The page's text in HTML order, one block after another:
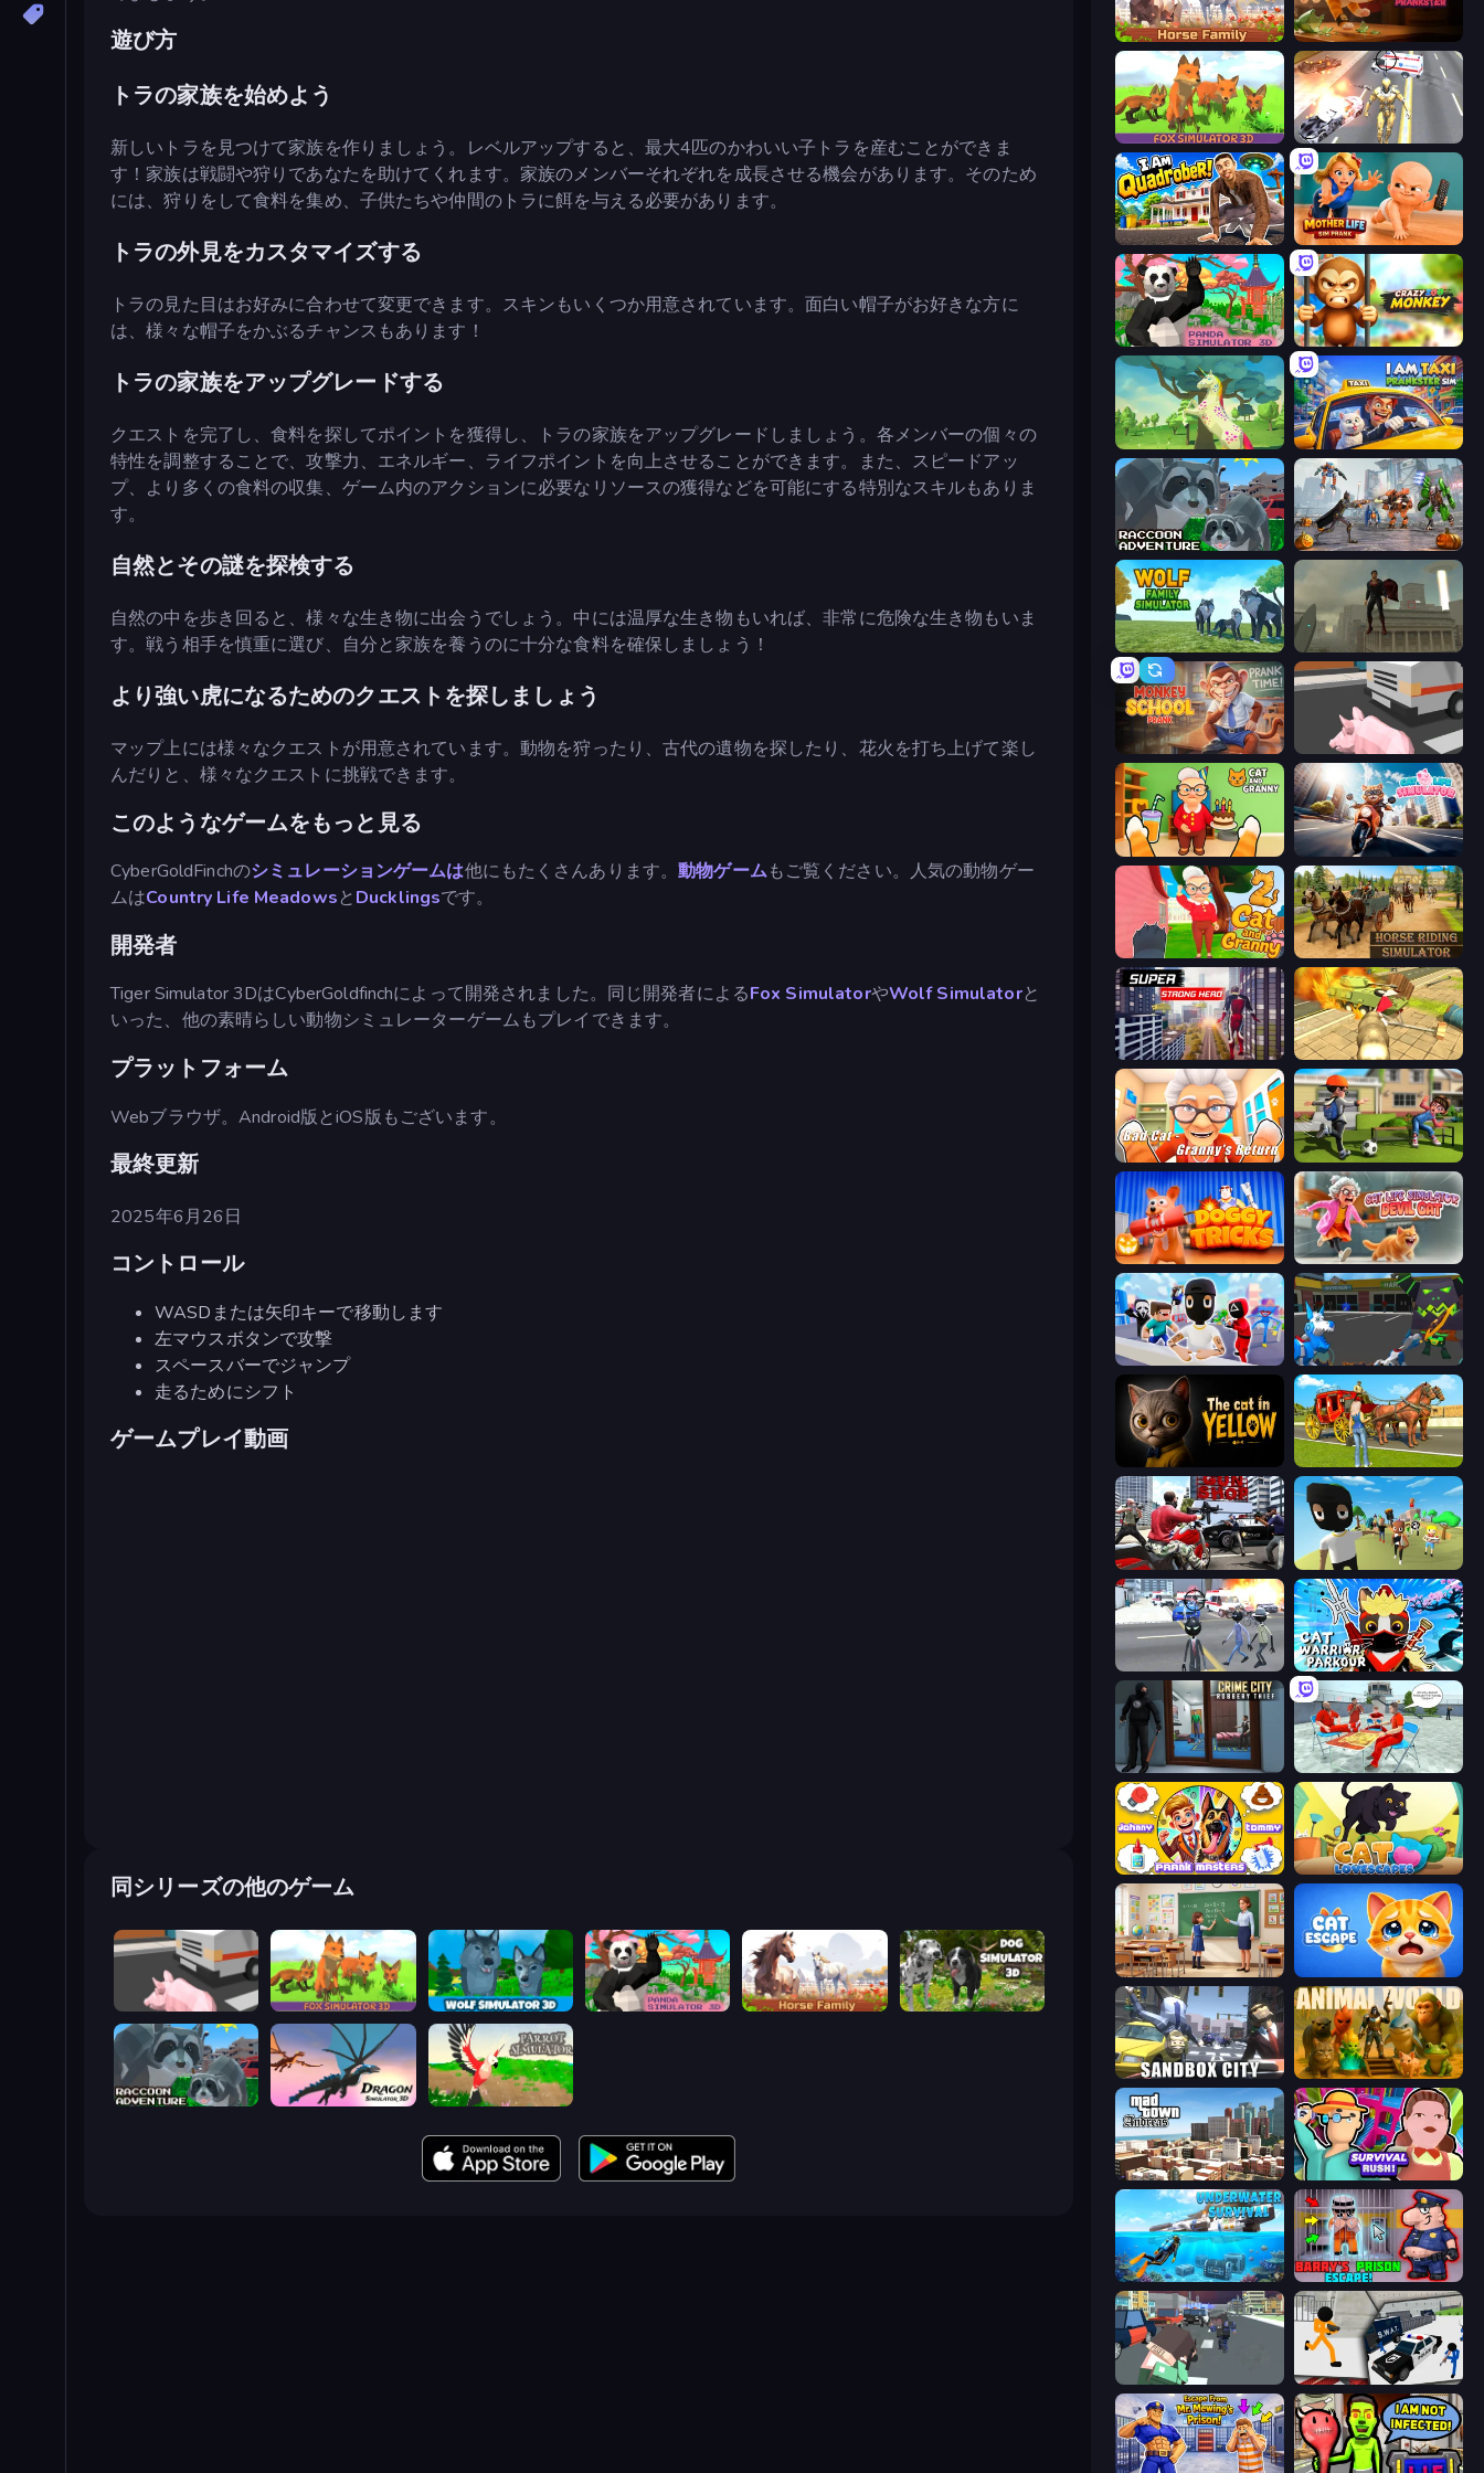
遊び方
トラの家族を始めよう
新しいトラを見つけて家族を作りましょう。レベルアップすると、最大4匹のかわいい子トラを産むことができま
す！家族は戦闘や狩りであなたを助けてくれます。家族のメンバーそれぞれを成長させる機会があります。そのため
には、狩りをして食料を集め、子供たちや仲間のトラに餌を与える必要があります。
トラの外見をカスタマイズする
トラの見た目はお好みに合わせて変更できます。スキンもいくつか用意されています。面白い帽子がお好きな方に
は、様々な帽子をかぶるチャンスもあります！
トラの家族をアップグレードする
クエストを完了し、食料を探してポイントを獲得し、トラの家族をアップグレードしましょう。各メンバーの個々の
特性を調整することで、攻撃力、エネルギー、ライフポイントを向上させることができます。また、スピードアッ
プ、より多くの食料の収集、ゲーム内のアクションに必要なリソースの獲得などを可能にする特別なスキルもありま
す。
自然とその謎を探検する
自然の中を歩き回ると、様々な生き物に出会うでしょう。中には温厚な生き物もいれば、非常に危険な生き物もいま
す。戦う相手を慎重に選び、自分と家族を養うのに十分な食料を確保しましょう！
より強い虎になるためのクエストを探しましょう
マップ上には様々なクエストが用意されています。動物を狩ったり、古代の遺物を探したり、花火を打ち上げて楽し
んだりと、様々なクエストに挑戦できます。
このようなゲームをもっと見る
CyberGoldFinchのシミュレーションゲームは他にもたくさんあります。動物ゲームもご覧ください。人気の動物ゲー
ムはCountry Life MeadowsとDucklingsです。
開発者
Tiger Simulator 3DはCyberGoldfinchによって開発されました。同じ開発者によるFox SimulatorやWolf Simulatorと
いった、他の素晴らしい動物シミュレーターゲームもプレイできます。
プラットフォーム
Webブラウザ。Android版とiOS版もございます。
最終更新
2025年6月26日
コントロール
WASDまたは矢印キーで移動します
左マウスボタンで攻撃
スペースバーでジャンプ
走るためにシフト
ゲームプレイ動画
同シリーズの他のゲーム
Crazy Pig Simulator Fox Simulator 3D Wolf Simulator: Wild Animals 3D Panda Simulator 3D Horse Simulator 3D Dog Simulator 3D
Raccoon Adventure: City Simulator 3D Dragon Simulator 3D Parrot Simulator
Horse Simulator 3D Bad Cat Prankster
Fox Simulator 3D
I Am Quadrober! Mother Life Simulator: Prank
Panda Simulator 3D Crazy Zoo Monkey
Unicorn Family Simulator Magic World I Am Taxi Prankster Sim
Raccoon Adventure: City Simulator 3D Flying Bat Robot Car Transform Game
Wolf Family Simulator The Superman - Theme is Aliens
Monkey School Prank Crazy Pig Simulator
Cat and Granny Cat Life Simulator
Cat and Granny 2 Horse Riding Simulator
Super Strong Hero Wild Animal Zoo City Simulator
Bad Cat - Granny's Return The Prank King
Doggy Tricks Cat Life Simulator: Devil Cat
Robot Dog City Simulator
The Cat in Yellow Horse Cart Transport Taxi Game
Grand Action Simulator: New York
Amazing Crime Strange Stickman Cat Warrior Parkour
Crime City Robbery Thief Games Alcatraz Prison Escape Plan
Johnny n Tommy - Prank Masters Cat Lovescapes
High School Teacher Simulator
Sandbox City Animal World
Mad Town Andreas: Mafia Storie Survival Rush!
Underwater Survival: Deep Dive Barry's Prison Escape!
Stickman Prison: Counter Assault